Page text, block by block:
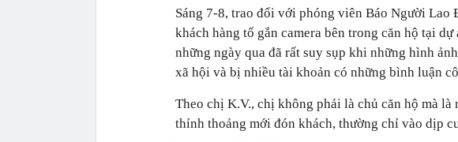
Sáng 7-8, trao đổi với phóng viên Báo Người
khách hàng tố gắn camera bên trong căn hộ tại
những ngày qua đã rất suy sụp khi những hình
xã hội và bị nhiều tài khoản có những bình luận
Theo chị K.V., chị không phải là chủ căn hộ mà
thỉnh thoảng mới đón khách, thường chỉ vào dịp